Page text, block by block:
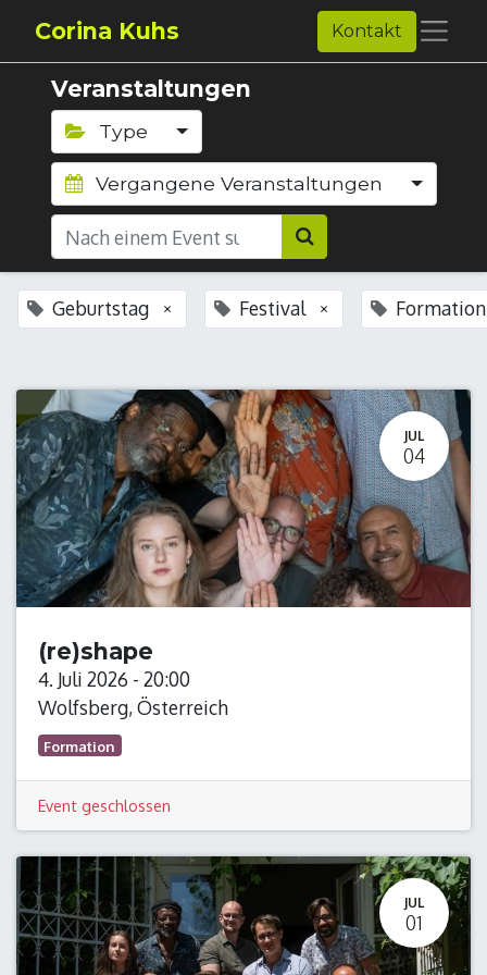
Corina Kuhs Kontakt
Veranstaltungen
Type
Vergangene Veranstaltungen
Geburtstag × Festival × Formation
JUL
04
(re)shape
4. Juli 2026 - 20:00
Wolfsberg,Österreich
Formation
Event geschlossen
JUL
01